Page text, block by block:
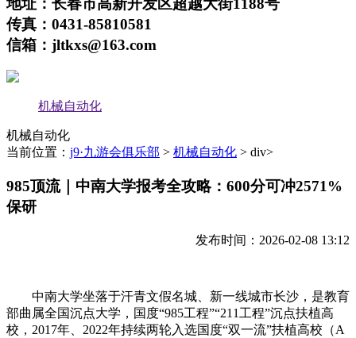
地址：长春市高新开发区超越大街1188号
传真：0431-85810581
信箱：jltkxs@163.com
机械自动化
机械自动化
当前位置： j9·九游会俱乐部 > 机械自动化 > div>
985顶流｜中南大学报考全攻略：600分可冲2571%
保研
发布时间：2026-02-08 13:12
中南大学坐落于汗青文假名城、新一线城市长沙，是教育
部曲属全国沉点大学，国度“985工程”“211工程”沉点扶植高
校，2017年、2022年持续两轮入选国度“双一流”扶植高校（A